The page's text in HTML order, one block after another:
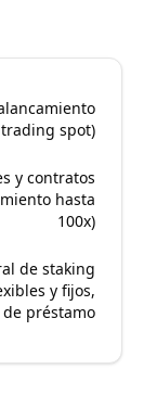
spot)
y contratos
hasta
100x)
de staking
y fijos,
préstamo